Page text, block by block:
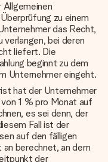
zu einem
das Recht,
verlangen, bei deren
liefert. Die
beginnt zu dem
Unternehmer eingeht.
hat der Unternehmer
1 % pro Monat auf
es sei denn, der
Fall ist der
auf den fälligen
berechnet, an dem
der